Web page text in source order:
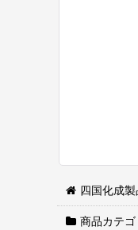
四国化成
商品カテ